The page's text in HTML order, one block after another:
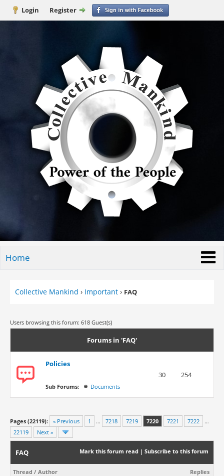
Login Register
Home
Collective Mankind › Important › FAQ
Users browsing this forum: 618 Guest(s)
Forums in 'FAQ'
Policies
Sub Forums: Documents
30 254
Pages (22119): « Previous 1 … 7218 7219 7220 7221 7222
…
22119
Next »
Mark this forum read | Subscribe to this forum
FAQ
Thread / Author Replies